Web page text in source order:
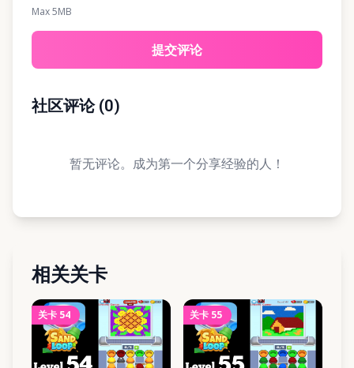
Max 5MB
提交评论
社区评论(0)
暂无评论。成为第一个分享经验的人！
相关关卡
关卡 54 关卡 55